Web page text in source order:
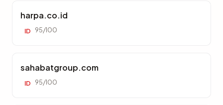
harpa.co.id
ID 95/100
sahabatgroup.com
ID 95/100